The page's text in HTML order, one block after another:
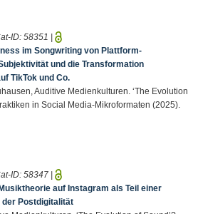
ID: 58351 |
im Songwriting von Plattform-
und die Transformation
TikTok und Co.
Auditive Medienkulturen. ‘The Evolution
in Social Media-Mikroformaten (2025).
ID: 58347 |
auf Instagram als Teil einer
Postdigitalität